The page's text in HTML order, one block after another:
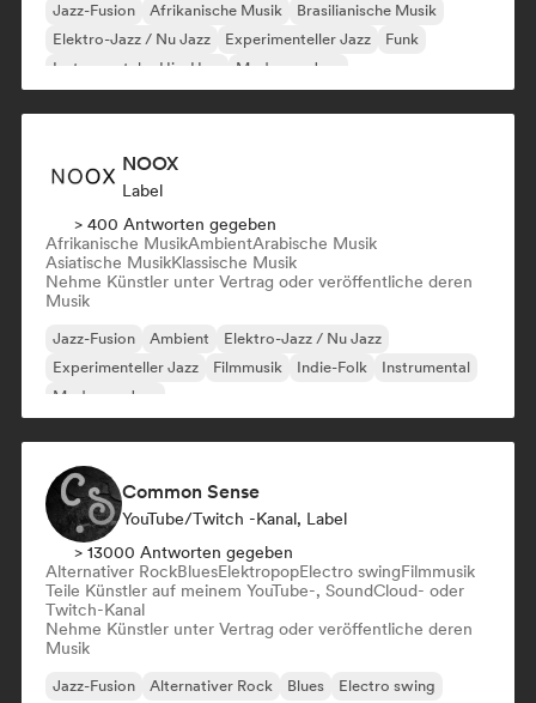
Jazz-Fusion Afrikanische Musik
Brasilianische Musik
Elektro-Jazz / Nu Jazz
Experimenteller Jazz
Funk
Instrumentaler Hip-Hop
Moderner Jazz
NOOX
Label
> 400 Antworten gegeben
Afrikanische MusikAmbientArabische Musik
Asiatische MusikKlassische Musik
Nehme Künstler unter Vertrag oder veröffentliche deren
Musik
Jazz-Fusion Ambient
Elektro-Jazz / Nu Jazz
Experimenteller Jazz
Filmmusik Indie-Folk
Instrumental
Moderner Jazz
Common Sense
YouTube/Twitch -Kanal, Label
> 13000 Antworten gegeben
Alternativer RockBluesElektropopElectro swingFilmmusik
Teile Künstler auf meinem YouTube-, SoundCloud- oder
Twitch-Kanal
Nehme Künstler unter Vertrag oder veröffentliche deren
Musik
Jazz-Fusion Alternativer Rock Blues
Electro swing